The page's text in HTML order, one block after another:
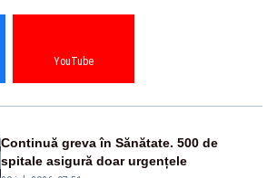
YouTube
Continuă greva în Sănătate. 500 de
spitale asigură doar urgențele